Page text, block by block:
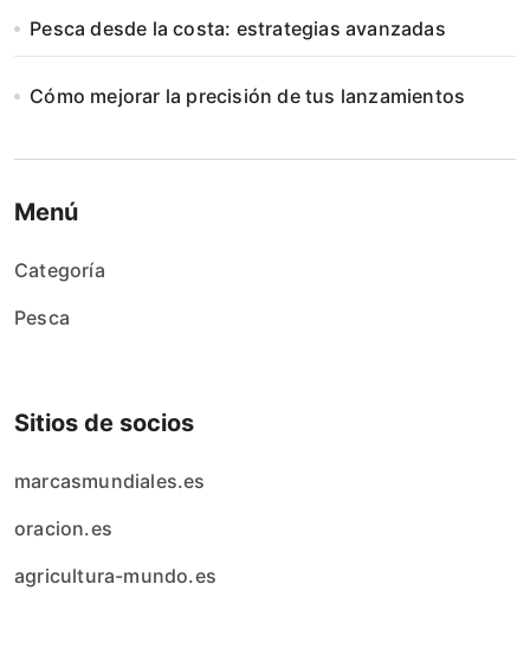
Pesca desde la costa: estrategias avanzadas
Cómo mejorar la precisión de tus lanzamientos
Menú
Categoría
Pesca
Sitios de socios
marcasmundiales.es
oracion.es
agricultura-mundo.es